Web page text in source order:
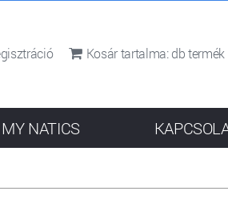
Kosár tartalma:db termék
MY NATICS